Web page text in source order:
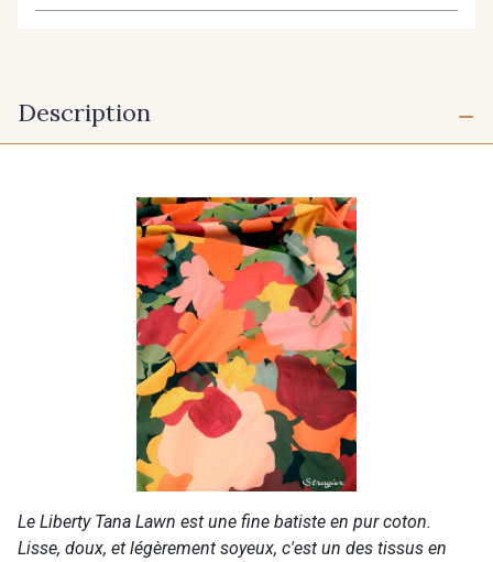
Description
Le Liberty Tana Lawn est une fine batiste en pur coton.
Lisse, doux, et légèrement soyeux, c'est un des tissus en